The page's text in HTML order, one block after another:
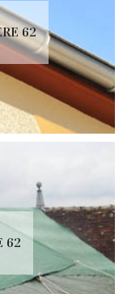
62
62